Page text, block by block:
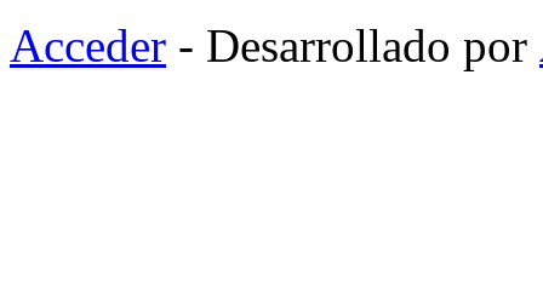
Acceder - Desarrollado por